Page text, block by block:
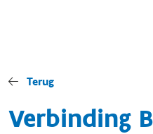
Terug
Verbinding